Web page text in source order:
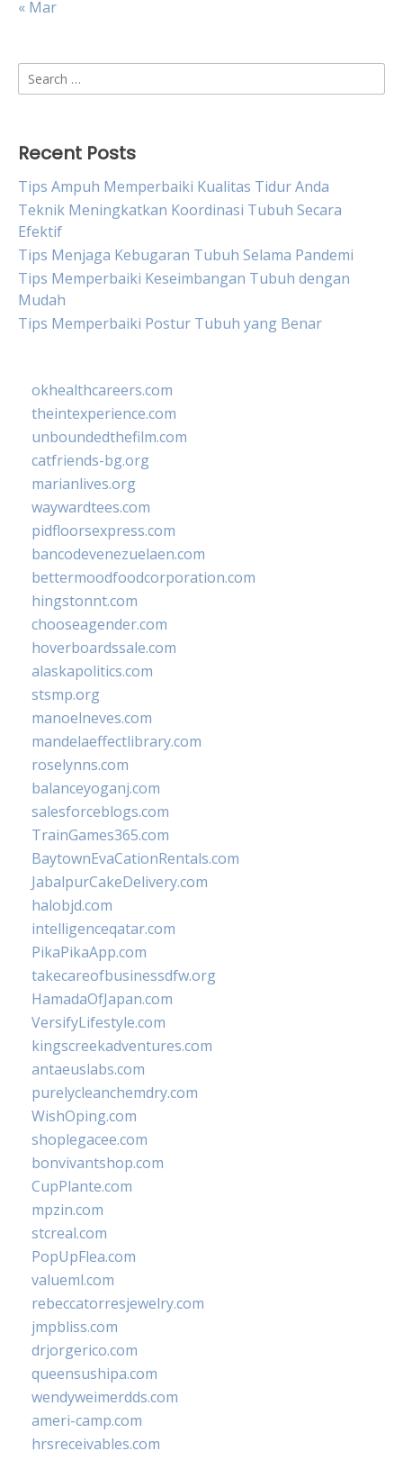
« Mar
Search
for:
Recent Posts
Tips Ampuh Memperbaiki Kualitas Tidur Anda
Teknik Meningkatkan Koordinasi Tubuh Secara
Efektif
Tips Menjaga Kebugaran Tubuh Selama Pandemi
Tips Memperbaiki Keseimbangan Tubuh dengan
Mudah
Tips Memperbaiki Postur Tubuh yang Benar
okhealthcareers.com
theintexperience.com
unboundedthefilm.com
catfriends-bg.org
marianlives.org
waywardtees.com
pidfloorsexpress.com
bancodevenezuelaen.com
bettermoodfoodcorporation.com
hingstonnt.com
chooseagender.com
hoverboardssale.com
alaskapolitics.com
stsmp.org
manoelneves.com
mandelaeffectlibrary.com
roselynns.com
balanceyoganj.com
salesforceblogs.com
TrainGames365.com
BaytownEvaCationRentals.com
JabalpurCakeDelivery.com
halobjd.com
intelligenceqatar.com
PikaPikaApp.com
takecareofbusinessdfw.org
HamadaOfJapan.com
VersifyLifestyle.com
kingscreekadventures.com
antaeuslabs.com
purelycleanchemdry.com
WishOping.com
shoplegacee.com
bonvivantshop.com
CupPlante.com
mpzin.com
stcreal.com
PopUpFlea.com
valueml.com
rebeccatorresjewelry.com
jmpbliss.com
drjorgerico.com
queensushipa.com
wendyweimerdds.com
ameri-camp.com
hrsreceivables.com